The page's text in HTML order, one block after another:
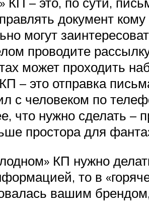
документ
могут
проводите
может проходить
– это отправка
с человеком по
что нужно сделать –
простора для
КП нужно
то в
вашим